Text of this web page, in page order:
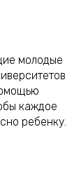
молодые
каждое
ребенку.